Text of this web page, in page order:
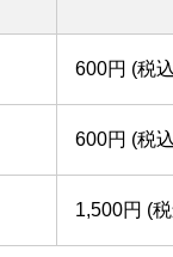
600円 (税
600円 (税
1,500円 (